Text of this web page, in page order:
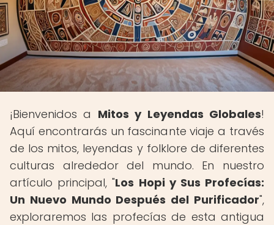
¡Bienvenidos a Mitos y Leyendas Globales!
Aquí encontrarás un fascinante viaje a través
de los mitos, leyendas y folklore de diferentes
culturas alrededor del mundo. En nuestro
artículo principal, "Los Hopi y Sus Profecías:
Un Nuevo Mundo Después del Purificador",
exploraremos las profecías de esta antigua